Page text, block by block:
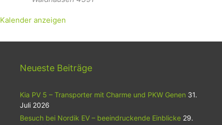
Kalender anzeigen
Neueste Beiträge
Kia PV 5 – Transporter mit Charme und PKW Genen 31.
Juli 2026
Besuch bei Nordik EV – beeindruckende Einblicke 29.